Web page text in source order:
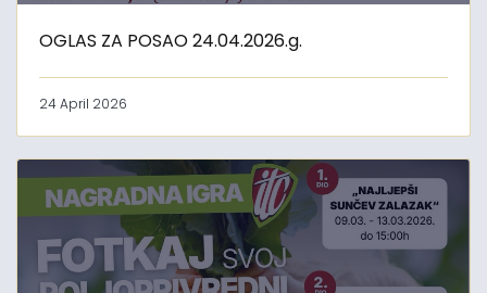
OGLAS ZA POSAO 24.04.2026.g.
24 April 2026